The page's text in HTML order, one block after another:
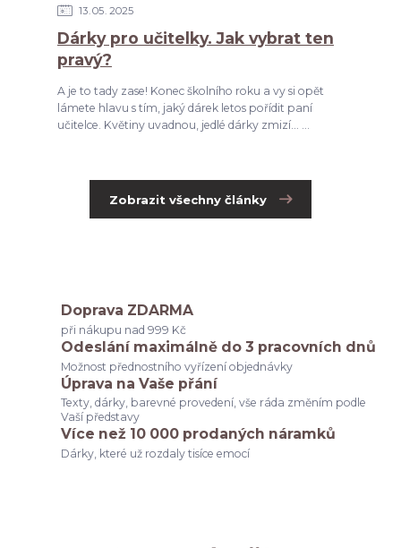
13 05 2025
Dárky pro učitelky. Jak vybrat ten
pravý?
A je to tady zase! Konec školního roku a vy si opět
lámete hlavu s tím, jaký dárek letos pořídit paní
učitelce. Květiny uvadnou, jedlé dárky zmizí... ...
Zobrazit všechny články
Doprava ZDARMA
při nákupu nad 999 Kč
Odeslání maximálně do 3 pracovních dnů
Možnost přednostního vyřízení objednávky
Úprava na Vaše přání
Texty, dárky, barevné provedení, vše ráda změním podle
Vaší představy
Více než 10 000 prodaných náramků
Dárky, které už rozdaly tisíce emocí